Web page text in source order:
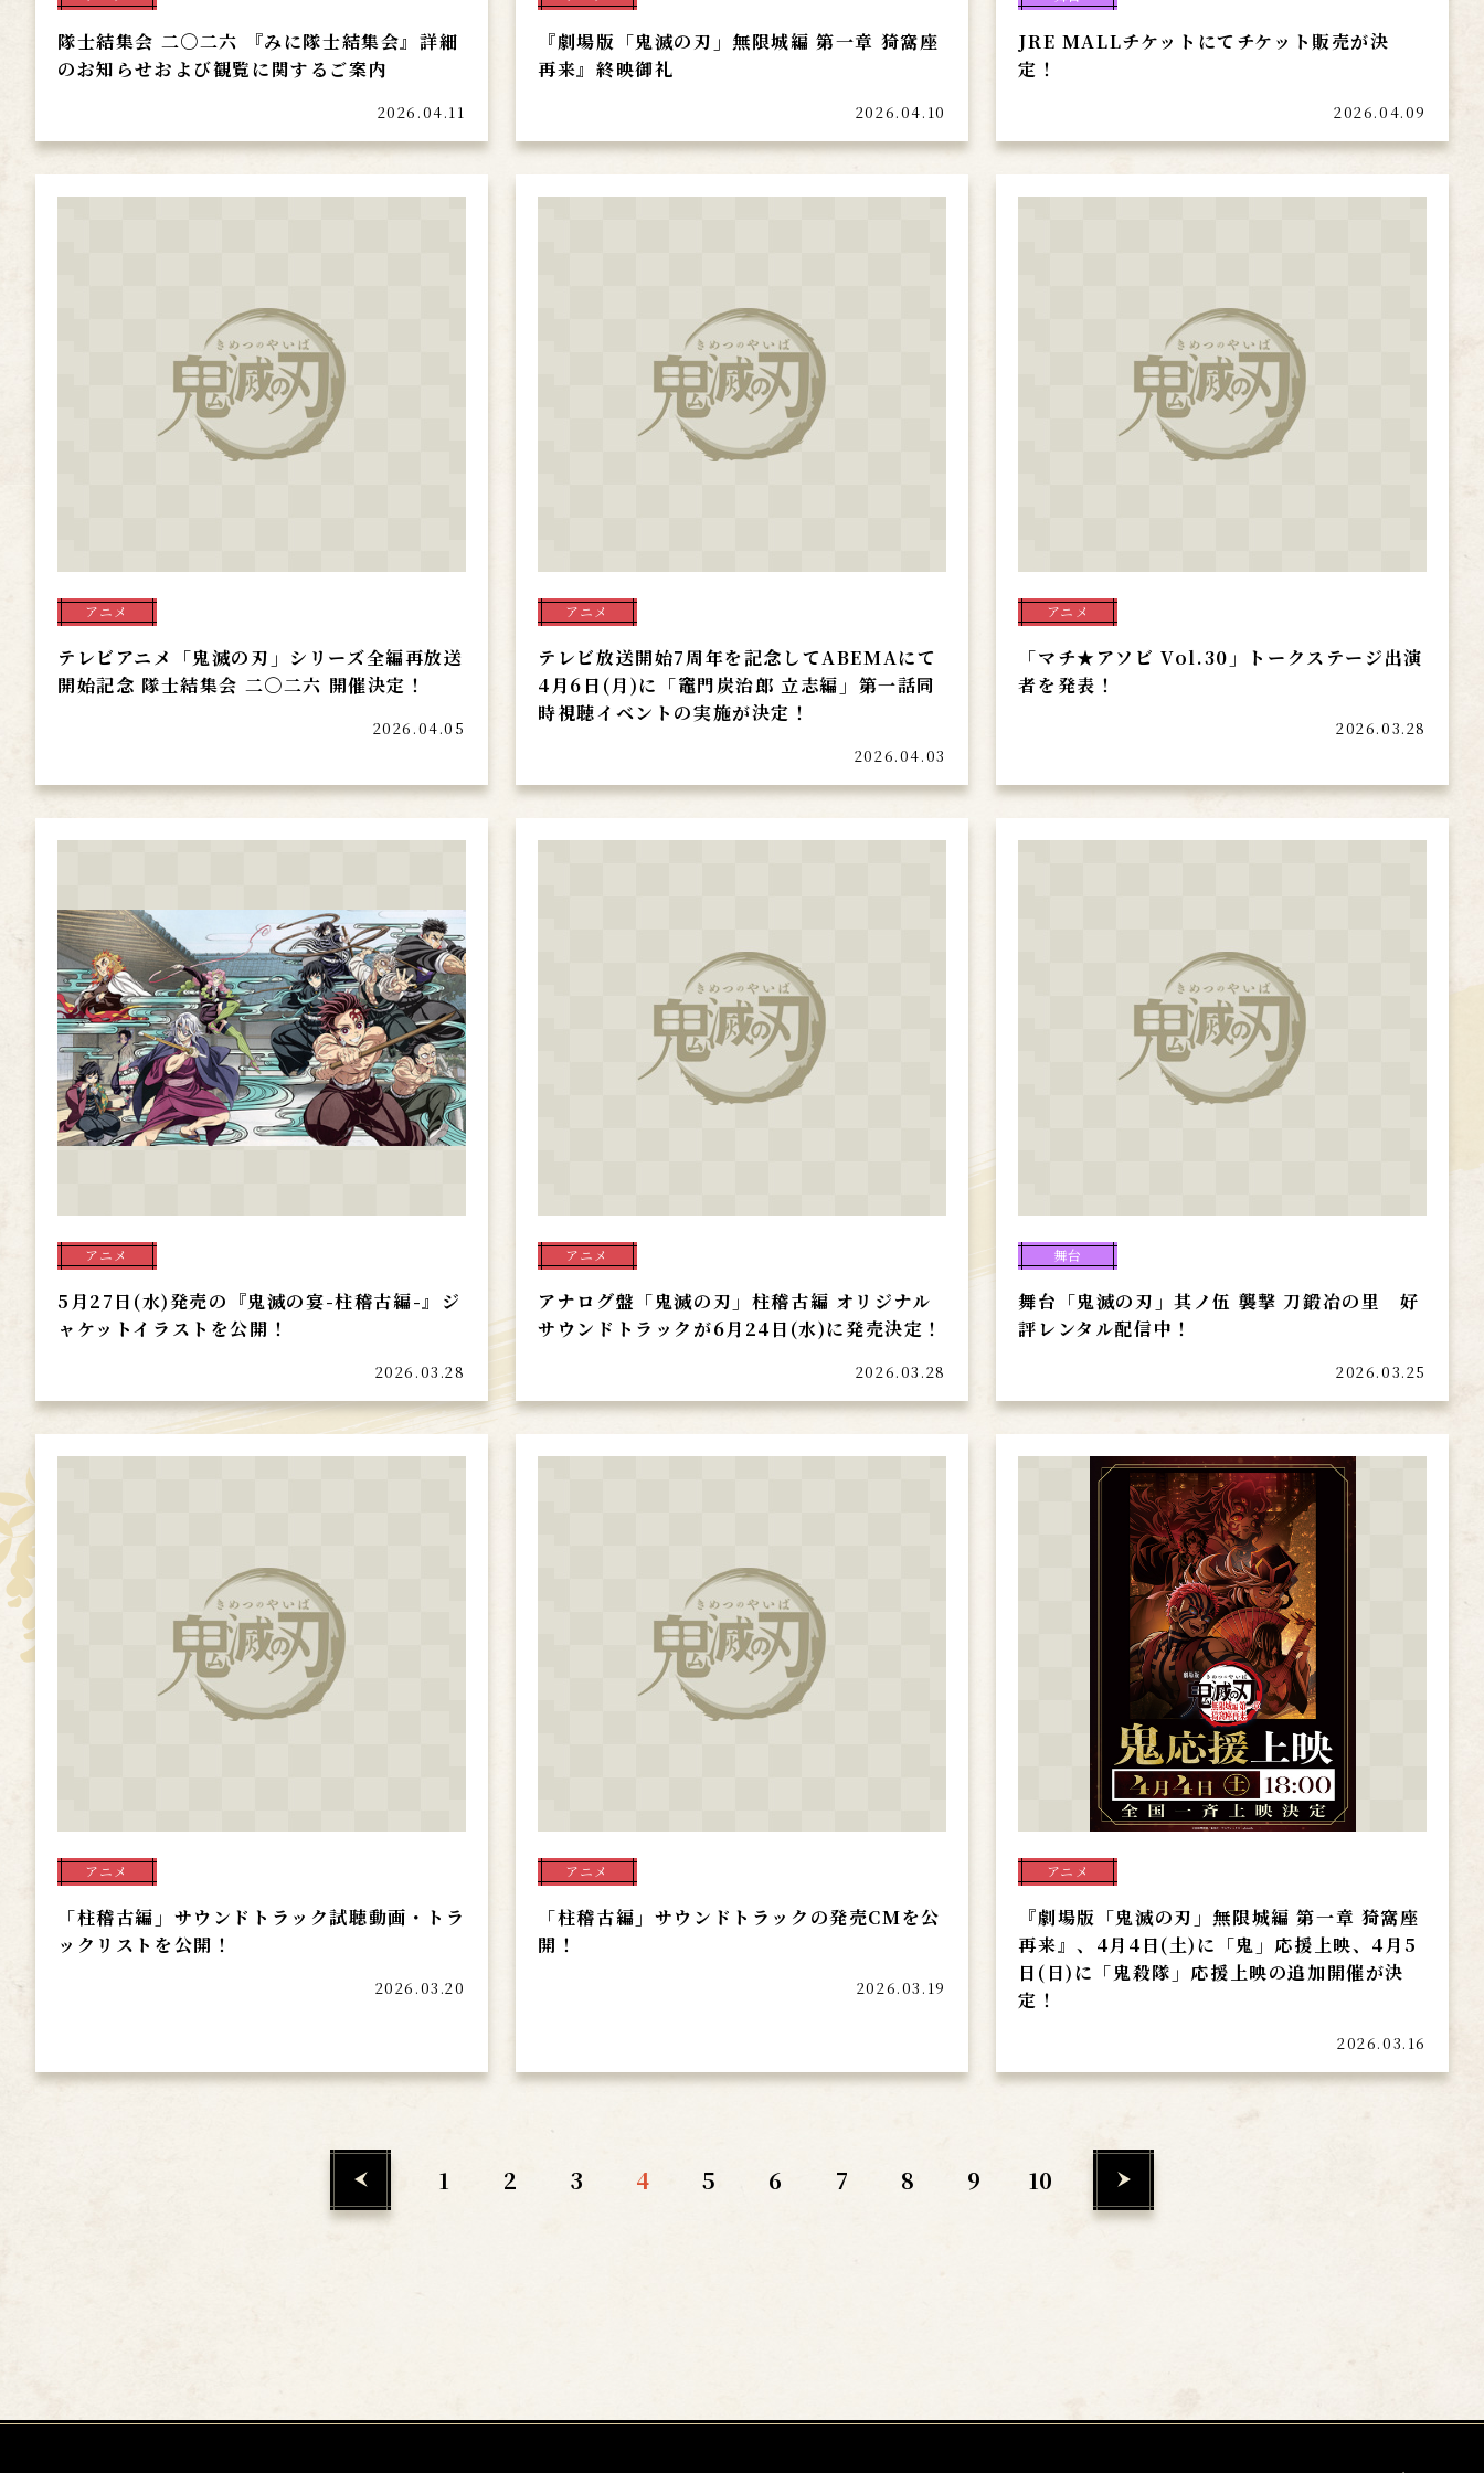
隊士結集会 二〇二六 『みに隊士結集会』詳細
のお知らせおよび観覧に関するご案内
2026.04.11
『劇場版「鬼滅の刃」無限城編 第一章 猗窩座
再来』終映御礼
2026.04.10
JRE MALLチケットにてチケット販売が決
定！
2026.04.09
アニメ
テレビアニメ「鬼滅の刃」シリーズ全編再放送
開始記念 隊士結集会 二〇二六 開催決定！
2026.04.05
アニメ
テレビ放送開始7周年を記念してABEMAにて
4月6日(月)に「竈門炭治郎 立志編」第一話同
時視聴イベントの実施が決定！
2026.04.03
アニメ
「マチ★アソビ Vol.30」トークステージ出演
者を発表！
2026.03.28
アニメ
5月27日(水)発売の『鬼滅の宴-柱稽古編-』ジ
ャケットイラストを公開！
2026.03.28
アニメ
アナログ盤「鬼滅の刃」柱稽古編 オリジナル
サウンドトラックが6月24日(水)に発売決定！
2026.03.28
舞台
舞台「鬼滅の刃」其ノ伍 襲撃 刀鍛冶の里 好
評レンタル配信中！
2026.03.25
アニメ
「柱稽古編」サウンドトラック試聴動画・トラ
ックリストを公開！
2026.03.20
アニメ
「柱稽古編」サウンドトラックの発売CMを公
開！
2026.03.19
アニメ
『劇場版「鬼滅の刃」無限城編 第一章 猗窩座
再来』、4月4日(土)に「鬼」応援上映、4月5
日(日)に「鬼殺隊」応援上映の追加開催が決
定！
2026.03.16
1 2 3 4 5 6 7 8 9 10